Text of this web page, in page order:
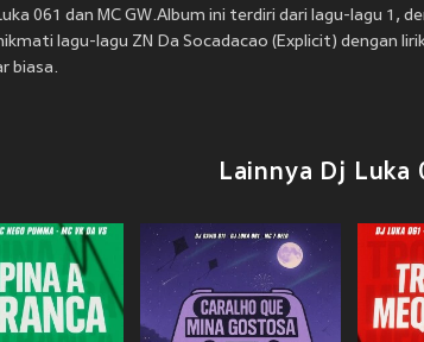
061 dan MC GW.Album ini terdiri dari lagu-lagu 1,
lagu-lagu ZN Da Socadacao (Explicit) dengan
biasa.
Lainnya Dj Luka